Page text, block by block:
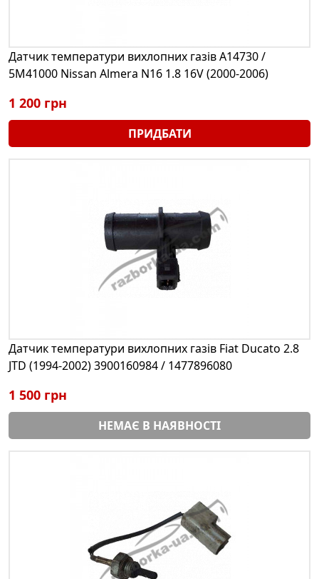
Датчик температури вихлопних газів A14730 /
5M41000 Nissan Almera N16 1.8 16V (2000-2006)
1 200 грн
ПРИДБАТИ
Датчик температури вихлопних газів Fiat Ducato 2.8
JTD (1994-2002) 3900160984 / 1477896080
1 500 грн
НЕМАЄ В НАЯВНОСТІ